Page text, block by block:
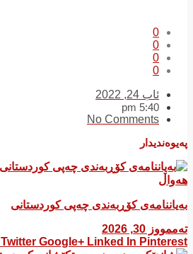
0
0
0
0
ئاب 24, 2022
5:40 pm
No Comments
پەیوەندیدار
هەواڵ
بەیاننامەی کۆڕبەندی چەپی کوردستانی
تەممووز 30, 2026
Twitter Google+ Linked In Pinterest